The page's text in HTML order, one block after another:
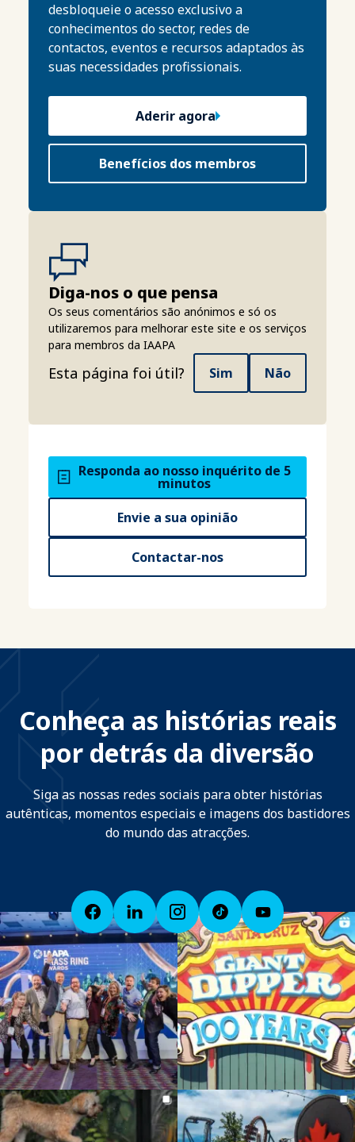
desbloqueie o acesso exclusivo a
conhecimentos do sector, redes de
contactos, eventos e recursos adaptados às
suas necessidades profissionais.
Aderir agora
Benefícios dos membros
Diga-nos o que pensa
Os seus comentários são anónimos e só os
utilizaremos para melhorar este site e os serviços
para membros da IAAPA
Esta página foi útil? Sim Não
Responda ao nosso inquérito de 5
minutos
Envie a sua opinião
Contactar-nos
Conheça as histórias reais
por detrás da diversão
Siga as nossas redes sociais para obter histórias
autênticas, momentos especiais e imagens dos bastidores
do mundo das atracções.